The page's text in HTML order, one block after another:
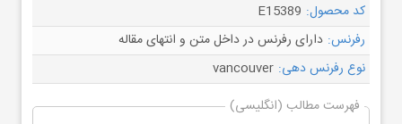
کد محصول: E15389
رفرنس: دارای رفرنس در داخل متن و انتهای مقاله
نوع رفرنس دهی: vancouver
فهرست مطالب (انگلیسی)